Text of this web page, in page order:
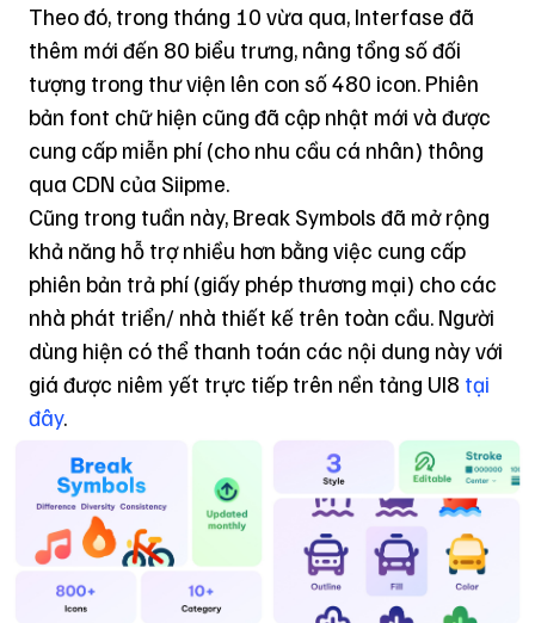
Theo đó, trong tháng 10 vừa qua, Interfase đã
thêm mới đến 80 biểu trưng, nâng tổng số đối
tượng trong thư viện lên con số 480 icon. Phiên
bản font chữ hiện cũng đã cập nhật mới và được
cung cấp miễn phí (cho nhu cầu cá nhân) thông
qua CDN của Siipme.
Cũng trong tuần này, Break Symbols đã mở rộng
khả năng hỗ trợ nhiều hơn bằng việc cung cấp
phiên bản trả phí (giấy phép thương mại) cho các
nhà phát triển/ nhà thiết kế trên toàn cầu. Người
dùng hiện có thể thanh toán các nội dung này với
giá được niêm yết trực tiếp trên nền tảng UI8 tại
đây.